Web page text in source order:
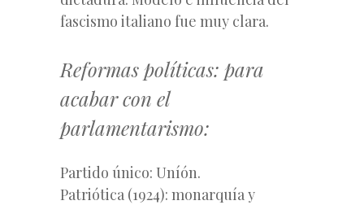
fascismo italiano fue muy clara.
Reformas políticas: para
acabar con el
parlamentarismo:
Partido único: Uníón.
Patriótica (1924): monarquía y